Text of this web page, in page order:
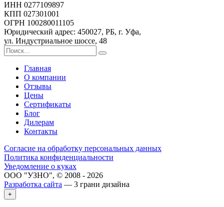
ИНН 0277109897
КПП 027301001
ОГРН 100280011105
Юридический адрес: 450027, РБ, г. Уфа,
ул. Индустриальное шоссе, 48
Главная
О компании
Отзывы
Цены
Сертификаты
Блог
Дилерам
Контакты
Согласие на обработку персональных данных
Политика конфиденциальности
Уведомление о куках
ООО "УЗНО", © 2008 - 2026
Разработка сайта — 3 грани дизайна
+